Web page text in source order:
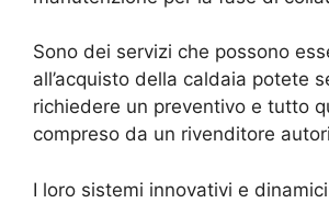
Sono dei servizi che possono
all’acquisto della caldaia potete
richiedere un preventivo e tutto
compreso da un rivenditore
I loro sistemi innovativi e